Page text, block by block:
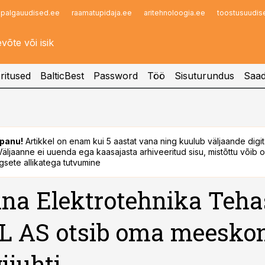
palgauudised.ee raamatupidaja.ee aritehnoloogia.ee
Infopank
BalticBest Password Töö Sisuturundus
Artikkel on enam kui 5 aastat vana ning kuulub väljaande
ei uuenda ega kaasajasta arhiveeritud sisu, mistõttu võib
allikatega tutvumine
Elektrotehnika
AS otsib oma